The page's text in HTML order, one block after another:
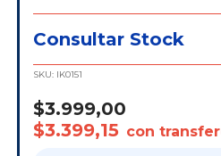
Consultar Stock
SKU: IK0151
$3.999,00
$3.399,15 con